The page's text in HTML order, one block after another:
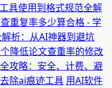
具使用到格式规范全解
重复率多少算合格 - 学
析：从AI神器到避坑
降低论文查重率的修改
攻略：安全、计费、避
除ai痕迹工具 用AI软件